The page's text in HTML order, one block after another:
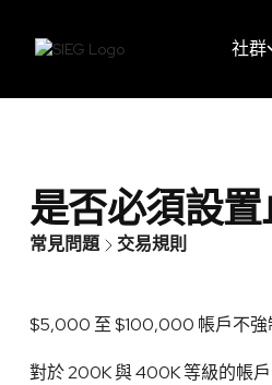
社群
是否必須設置
常見問題 交易規則
$5,000 至 $100,000 帳戶不強
對於 200K 與 400K 等級的帳